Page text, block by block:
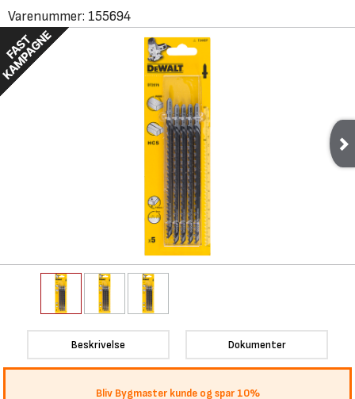
Varenummer: 155694
Beskrivelse Dokumenter
Bliv Bygmaster kunde og spar 10%